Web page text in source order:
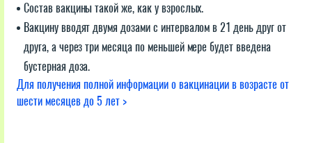
Состав вакцины такой же, как у взрослых.
Вакцину вводят двумя дозами с интервалом в 21 день друг от
друга, а через три месяца по меньшей мере будет введена
бустерная доза.
Для получения полной информации о вакцинации в возрасте от
шести месяцев до 5 лет >